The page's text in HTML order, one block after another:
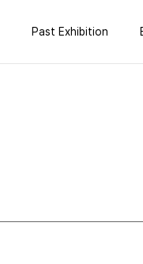
Past Exhibition